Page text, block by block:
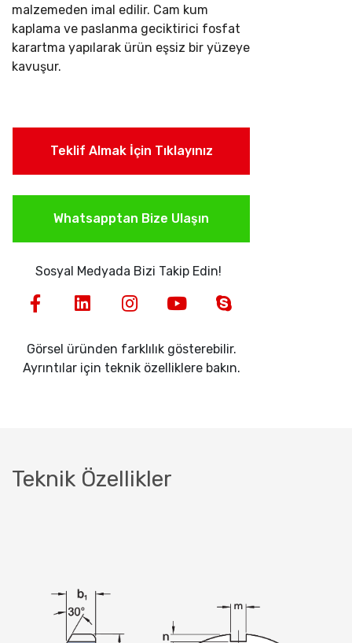
malzemeden imal edilir. Cam kum
kaplama ve paslanma geciktirici fosfat
karartma yapılarak ürün eşsiz bir yüzeye
kavuşur.
Teklif Almak İçin Tıklayınız
Whatsapptan Bize Ulaşın
Sosyal Medyada Bizi Takip Edin!
Görsel üründen farklılık gösterebilir.
Ayrıntılar için teknik özelliklere bakın.
Teknik Özellikler